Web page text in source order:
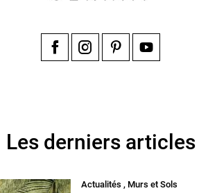
Les derniers articles
Actualités , Murs et Sols